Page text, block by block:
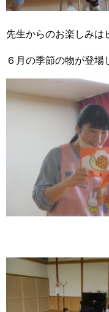
先生からのお楽しみ
６月の季節の物が登場